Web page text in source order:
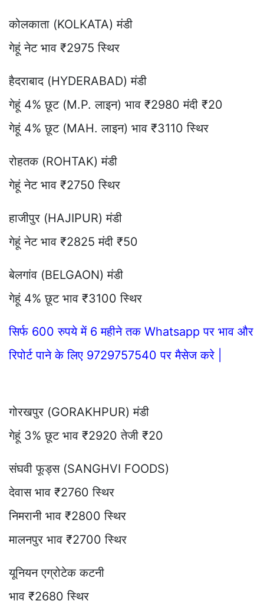
कोलकाता (KOLKATA) मंडी
गेहूं नेट भाव ₹2975 स्थिर
हैदराबाद (HYDERABAD) मंडी
गेहूं 4% छूट (M.P. लाइन) भाव ₹2980 मंदी ₹20
गेहूं 4% छूट (MAH. लाइन) भाव ₹3110 स्थिर
रोहतक (ROHTAK) मंडी
गेहूं नेट भाव ₹2750 स्थिर
हाजीपुर (HAJIPUR) मंडी
गेहूं नेट भाव ₹2825 मंदी ₹50
बेलगांव (BELGAON) मंडी
गेहूं 4% छूट भाव ₹3100 स्थिर
सिर्फ 600 रुपये में 6 महीने तक Whatsapp पर भाव और
रिपोर्ट पाने के लिए 9729757540 पर मैसेज करे |
गोरखपुर (GORAKHPUR) मंडी
गेहूं 3% छूट भाव ₹2920 तेजी ₹20
संघवी फूड्स (SANGHVI FOODS)
देवास भाव ₹2760 स्थिर
निमरानी भाव ₹2800 स्थिर
मालनपुर भाव ₹2700 स्थिर
यूनियन एग्रोटेक कटनी
भाव ₹2680 स्थिर